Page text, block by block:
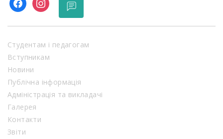
Студентам і педагогам
Вступникам
Новини
Публічна інформація
Адміністрація та викладачі
Галерея
Контакти
Звіти